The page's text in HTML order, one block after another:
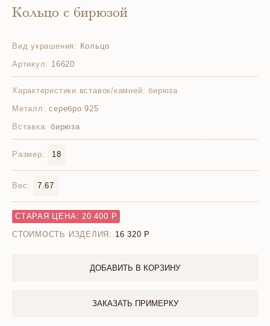
Кольцо с бирюзой
Вид украшения: Кольцо
Артикул: 16620
Характеристики вставок/камней: бирюза
Металл: серебро 925
Вставка: бирюза
Размер: 18
Вес: 7.67
СТАРАЯ ЦЕНА: 20 400 Р
СТОИМОСТЬ ИЗДЕЛИЯ: 16 320
ДОБАВИТЬ В КОРЗИНУ
ЗАКАЗАТЬ ПРИМЕРКУ